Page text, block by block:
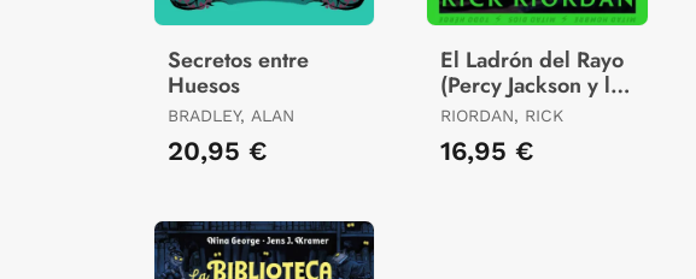
Secretos entre
Huesos
BRADLEY, ALAN
20,95 €
El Ladrón del Rayo
(Percy Jackson y los
Dioses del Olimpo
1)
RIORDAN, RICK
16,95 €